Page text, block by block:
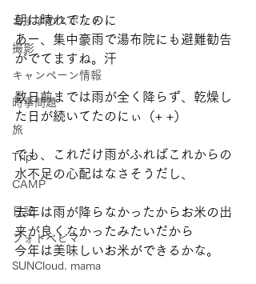
おすすめスポット
撮影
キャンペーン情報
時事問題
旅
Trip
CAMP
日記
フォトベビマ
SUNCloud. mama
朝は晴れてたのに
あー、集中豪雨で湯布院にも避難勧告
がでてますね。汗
数日前までは雨が全く降らず、乾燥し
た日が続いてたのにぃ（+ +）
でも、これだけ雨がふればこれからの
水不足の心配はなさそうだし、
去年は雨が降らなかったからお米の出
来が良くなかったみたいだから
今年は美味しいお米ができるかな。